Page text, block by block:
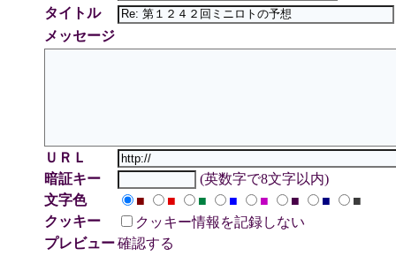
タイトル
メッセージ
ＵＲＬ
暗証キー
(英数字で8文字以内)
文字色
■ ■ ■ ■ ■ ■ ■
■
クッキー
クッキー情報を記録しない
プレビュー確認する